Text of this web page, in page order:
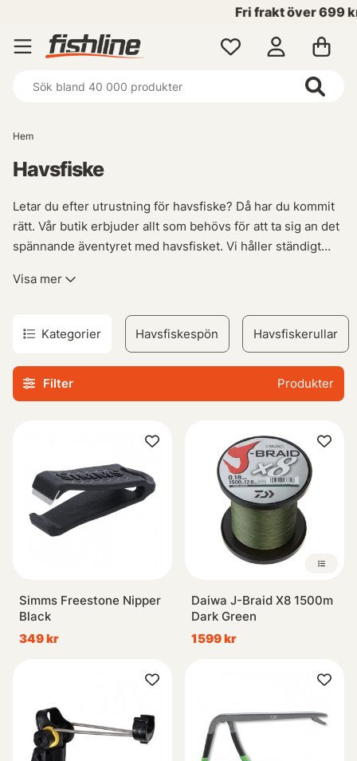
Fri frakt över 699 kr!
Hem
Havsfiske
Letar du efter utrustning för havsfiske? Då har du kommit
rätt. Vår butik erbjuder allt som behövs för att ta sig an det
spännande äventyret med havsfisket. Vi håller ständigt
här finns alltid något nytt att utforska.
Våra erbjudanden är svårslagna, och vi rekommenderar
dig starkt att besöka vår REA-sektion innan ditt nästa
fiskeäventyr börjar - oavsett om du planerar en resa eller
bara vill se vad som kan vara till nytta i framtiden.
nybörjare kommer vårt breda urval av produkter
säkerligen kunna möta dina behov när det gäller
havsfisket. Så varför inte kika runt redan idag?
Visa mer
Kategorier Havsfiskespön Havsfiskerullar
Filter Produkter
Simms Freestone Nipper
Black
349 kr
Daiwa J-Braid X8 1500m
Dark Green
1599 kr